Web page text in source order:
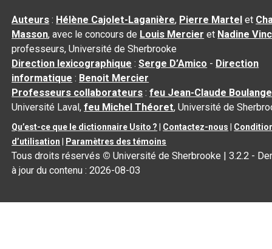
Auteurs : Hélène Cajolet-Laganière, Pierre Martel et
Masson, avec le concours de Louis Mercier et Nadine
professeurs, Université de Sherbrooke
Direction lexicographique :Serge D’Amico - Direction
informatique : Benoit Mercier
Professeurs collaborateurs :feu Jean-Claude
Université Laval,feu Michel Théoret, Université de
Qu’est-ce que le dictionnaire Usito ? Contactez-nous
d’utilisation
Paramètres des témoins
Tous droits réservés © Université de Sherbrooke |3.2.2 -
à jour du contenu :2026-08-03